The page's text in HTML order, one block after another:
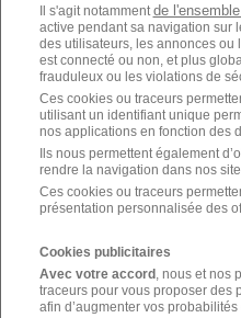
Il s'agit notamment de
active pendant sa navigation sur
des utilisateurs, les annonces ou
est connecté ou non, et plus
frauduleux ou les violations de
Ces cookies ou traceurs
utilisant un identifiant unique
nos applications en fonction des
Ils nous permettent également
rendre la navigation dans nos
Ces cookies ou traceurs
présentation personnalisée des
Cookies publicitaires
Avec votre accord, nous et nos
traceurs pour vous proposer des
afin d’augmenter vos